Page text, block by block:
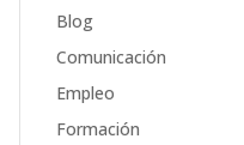
Blog
Comunicación
Empleo
Formación